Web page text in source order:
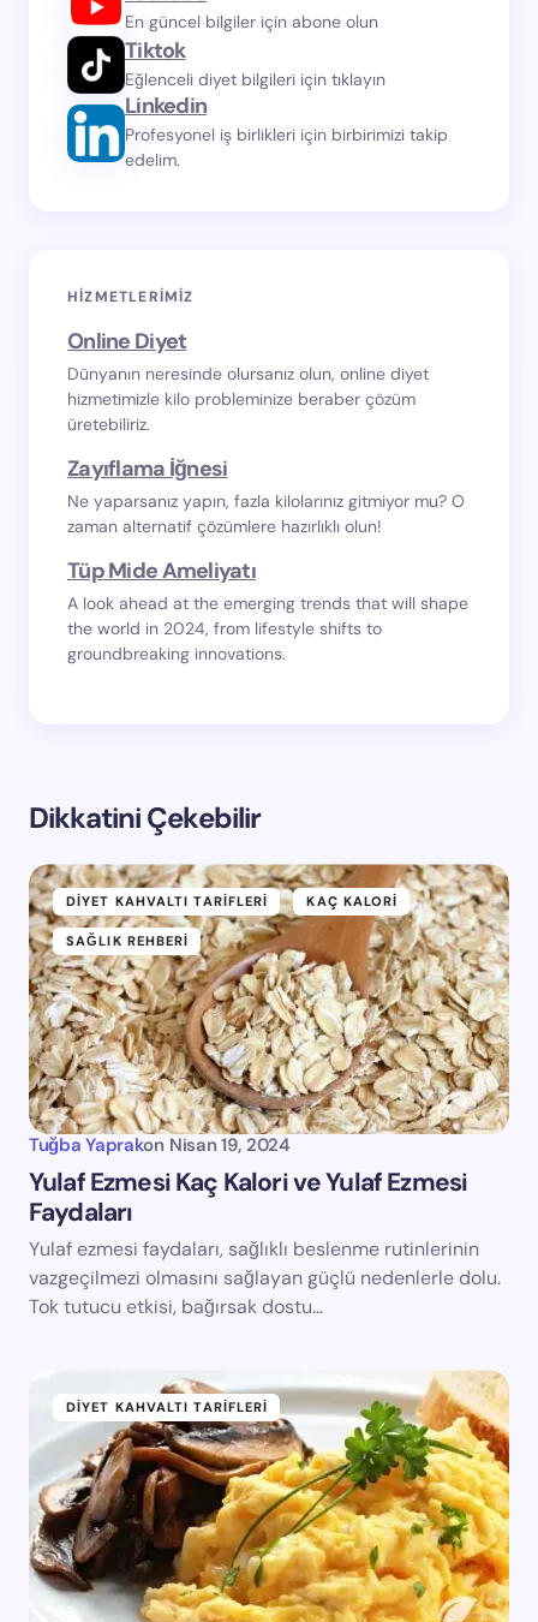
En güncel bilgiler için abone olun
Tiktok
Eğlenceli diyet bilgileri için tıklayın
Linkedin
Profesyonel iş birlikleri için birbirimizi takip
edelim.
HIZMETLERIMIZ
Online Diyet
Dünyanın neresinde olursanız olun, online diyet
hizmetimizle kilo probleminize beraber çözüm
üretebiliriz.
Zayıflama İğnesi
Ne yaparsanız yapın, fazla kilolarınız gitmiyor mu? O
zaman alternatif çözümlere hazırlıklı olun!
Tüp Mide Ameliyatı
A look ahead at the emerging trends that will shape
the world in 2024, from lifestyle shifts to
groundbreaking innovations.
Dikkatini Çekebilir
DIYET KAHVALTI TARIFLERI KAÇ KALORI
SAĞLIK REHBERI
Tuğba Yaprakon Nisan 19, 2024
Yulaf Ezmesi Kaç Kalori ve Yulaf Ezmesi
Faydaları
Yulaf ezmesi faydaları, sağlıklı beslenme rutinlerinin
vazgeçilmezi olmasını sağlayan güçlü nedenlerle dolu.
Tok tutucu etkisi, bağırsak dostu…
DIYET KAHVALTI TARIFLERI